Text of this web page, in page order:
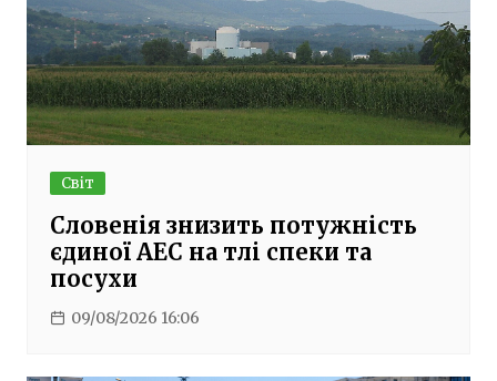
Світ
Словенія знизить потужність
єдиної АЕС на тлі спеки та
посухи
09/08/2026 16:06